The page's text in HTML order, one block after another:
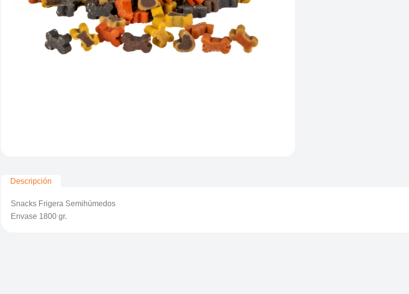
Descripción
Snacks Frigera Semihúmedos
Envase 1800 gr.